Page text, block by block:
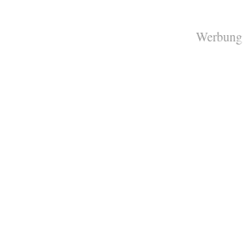
Werbung